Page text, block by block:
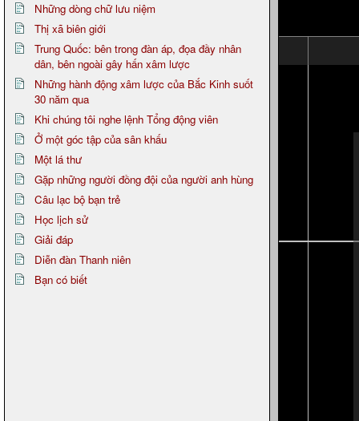
Những dòng chữ lưu niệm
Thị xã biên giới
Trung Quốc: bên trong đàn áp, đọa đầy nhân
dân, bên ngoài gây hấn xâm lược
Những hành động xâm lược của Bắc Kinh suốt
30 năm qua
Khi chúng tôi nghe lệnh Tổng động viên
Ở một góc tập của sân khấu
Một lá thư
Gặp những người đồng đội của người anh hùng
Câu lạc bộ bạn trẻ
Học lịch sử
Giải đáp
Diễn đàn Thanh niên
Bạn có biết